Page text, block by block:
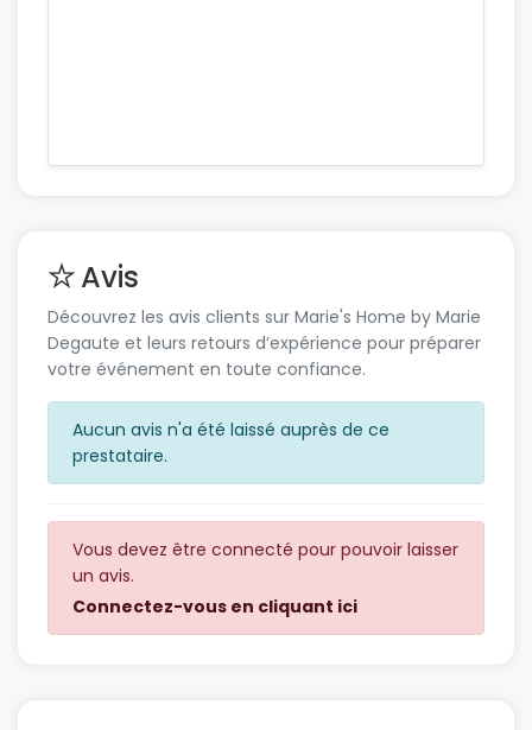
Avis
Découvrez les avis clients sur Marie's Home by Marie
Degaute et leurs retours d’expérience pour préparer
votre événement en toute confiance.
Aucun avis n'a été laissé auprès de ce
prestataire.
Vous devez être connecté pour pouvoir laisser
un avis.
Connectez-vous en cliquant ici